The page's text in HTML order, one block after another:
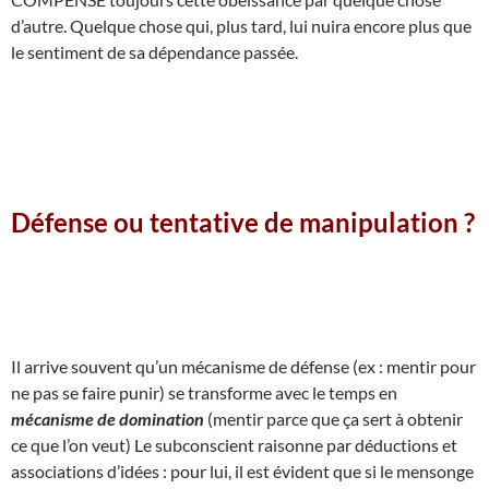
d’autre. Quelque chose qui, plus tard, lui nuira encore plus que
le sentiment de sa dépendance passée.
Défense ou tentative de manipulation ?
Il arrive souvent qu’un mécanisme de défense (ex : mentir pour
ne pas se faire punir) se transforme avec le temps en
mécanisme de domination (mentir parce que ça sert à obtenir
ce que l’on veut) Le subconscient raisonne par déductions et
associations d’idées : pour lui, il est évident que si le mensonge